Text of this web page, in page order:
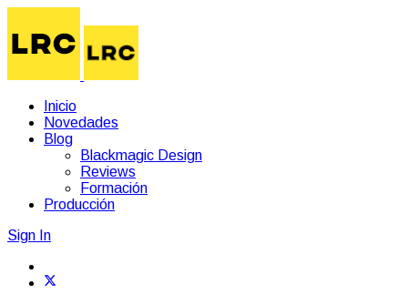
Inicio
Novedades
Blog
Blackmagic Design
Reviews
Formación
Producción
Sign In